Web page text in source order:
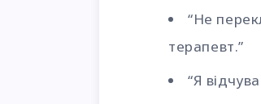
“Не
терапевт.”
“Я